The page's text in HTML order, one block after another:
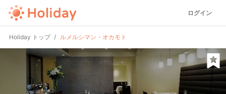
ログイン
Holiday トップ ルメルシマン・オカモト